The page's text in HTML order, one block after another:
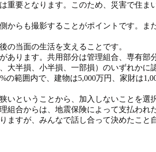
要となります。このため、災害で住
らも撮影することがポイントです。ま
当面の生活を支えることです。
ります。共用部分は管理組合、専有部
半損、小半損、一部損）のいずれかに
範囲内で、建物は5,000万円、家財は
ということから、加入しないことを選
合からは、地震保険によって支払われ
すが、みんなで話し合って決めたこと